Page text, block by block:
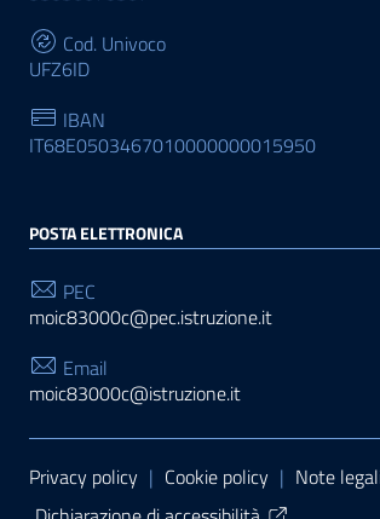
Cod. Univoco
UFZ6ID
IBAN
IT68E0503467010000000015950
POSTA ELETTRONICA
PEC
moic83000c@pec.istruzione.it
Email
moic83000c@istruzione.it
Sezione Link Utili
Privacy policy | Cookie policy | Note